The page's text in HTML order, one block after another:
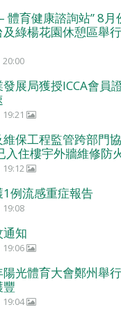
體育健康諮詢站” 8
綠楊花園休憩區舉
展局獲授ICCA會員
保工程監管跨部門
入住樓宇外牆維修防
19:12
例流感重症報告
知
19:06
光體育大會鄭州舉
豐
19:04